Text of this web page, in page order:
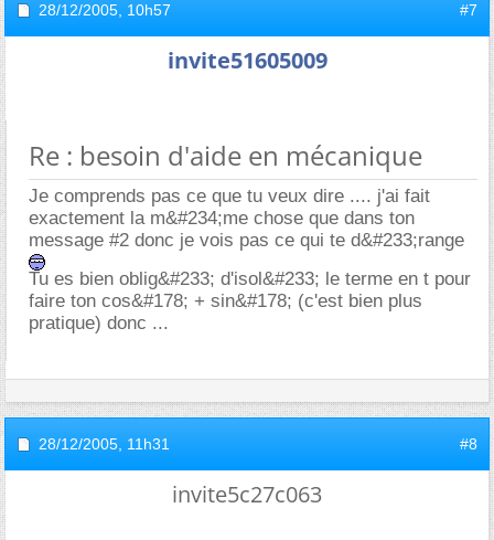
28/12/2005, 10h57 #7
invite51605009
Re : besoin d'aide en mécanique
Je comprends pas ce que tu veux dire .... j'ai fait
exactement la m&#234;me chose que dans ton
message #2 donc je vois pas ce qui te d&#233;range
Tu es bien oblig&#233; d'isol&#233; le terme en t pour
faire ton cos&#178; + sin&#178; (c'est bien plus
pratique) donc ...
28/12/2005, 11h31 #8
invite5c27c063